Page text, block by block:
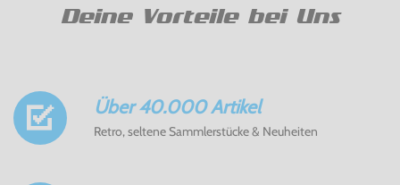
Deine Vorteile bei Uns
Über 40.000 Artikel
Retro, seltene Sammlerstücke & Neuheiten